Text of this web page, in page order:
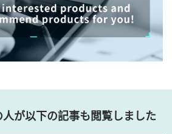
が以下の記事も閲覧しました